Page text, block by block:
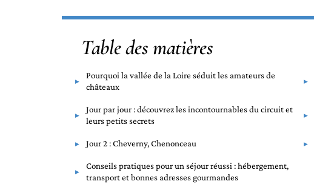
Table des matières
Pourquoi la vallée de la Loire séduit les amateurs de
châteaux
Jour par jour : découvrez les incontournables du circuit et
leurs petits secrets
Jour 2 : Cheverny, Chenonceau
Conseils pratiques pour un séjour réussi : hébergement,
transport et bonnes adresses gourmandes